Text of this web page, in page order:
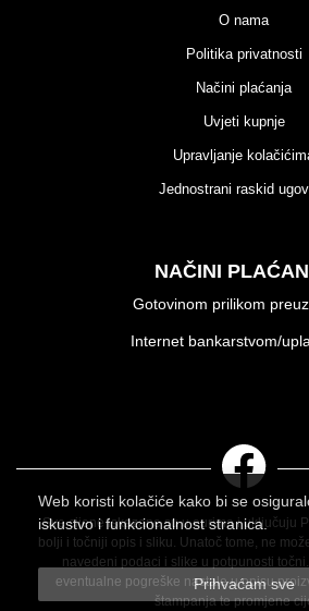
O nama
Politika privatnosti
Načini plaćanja
Uvjeti kupnje
Upravljanje
Jednostrani raskid
NAČINI
Gotovinom prilikom
Internet bankarstvom/
Sve cijene iskazane su u eurima i uključuju
bolji i točniji opis i sliku. Unatoč tome, ne
navedeni podaci i slike u potpunosti
eventualne pogreške nastale u opisu
štampanja te promjene
Web koristi kolačiće kako bi se
iskustvo i funkcionalnost stranica.
Više informacija o kolačićima možete
Prihvaćam sve